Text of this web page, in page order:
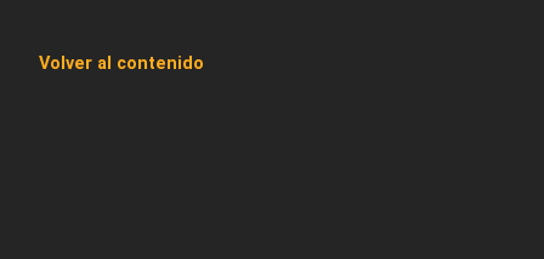
Volver al contenido